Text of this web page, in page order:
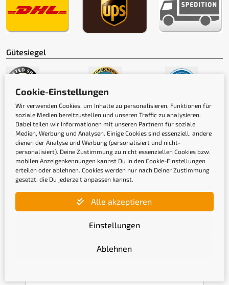
Gütesiegel
Newsletter
Gib hier Deine E-Mail-Adresse ein, um Dich
Cookie-Einstellungen
Wir verwenden Cookies, um Inhalte zu personalisieren, Funktionen für
soziale Medien bereitzustellen und unseren Traffic zu analysieren.
Dabei teilen wir Informationen mit unseren Partnern für soziale
Medien, Werbung und Analysen. Einige Cookies sind essenziell, andere
dienen der Analyse und Werbung (personalisiert und nicht-
personalisiert). Deine Zustimmung zu nicht essenziellen Cookies bzw.
mobilen Anzeigenkennungen kannst Du in den Cookie-Einstellungen
erteilen oder ablehnen. Cookies werden nur nach Deiner Zustimmung
gesetzt, die Du jederzeit anpassen kannst.
Alle akzeptieren
Einstellungen
Ablehnen